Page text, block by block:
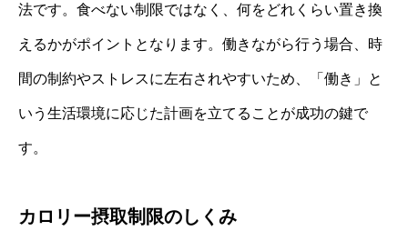
法です。食べない制限ではなく、何をどれくらい置き換
えるかがポイントとなります。働きながら行う場合、時
間の制約やストレスに左右されやすいため、「働き」と
いう生活環境に応じた計画を立てることが成功の鍵で
す。
カロリー摂取制限のしくみ